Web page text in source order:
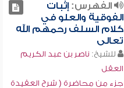
الفهرس:إثبات
الفوقية والعلو في
كلام السلف رحمهم الله
تعالى
للشيخ: ناصر بن عبد الكريم
العقل
جزء من محاضرة ( شرح العقيدة